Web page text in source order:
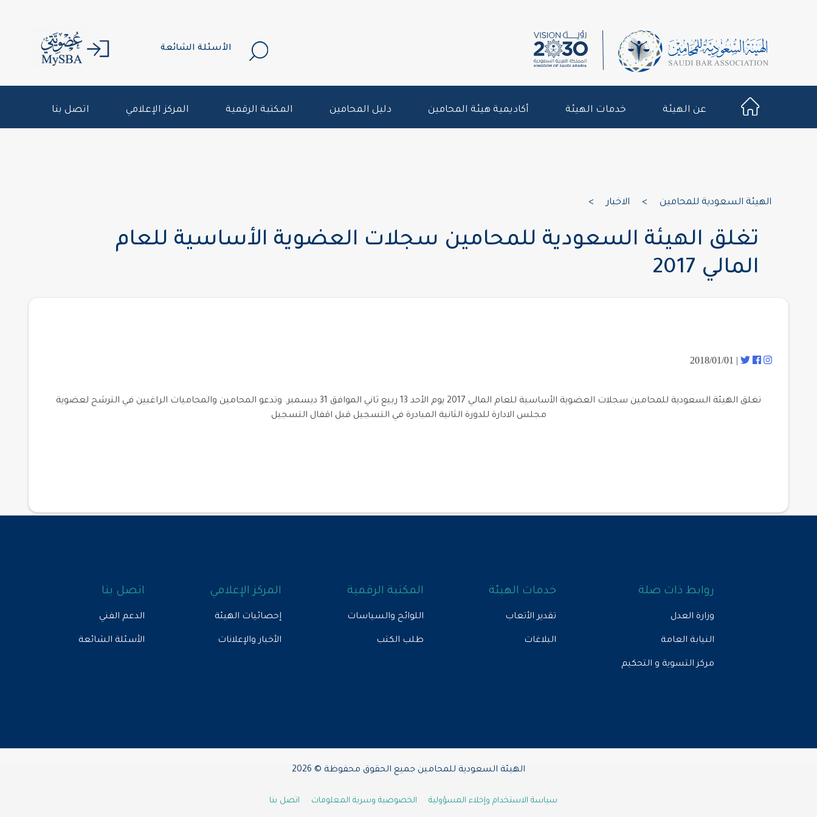
الأسئلة الشائعة
عن الهيئة خدمات الهيئة أكاديمية هيئة المحامين دليل المحامين المكتبة الرقمية المركز الإعلامي اتصل بنا
الهيئة السعودية للمحامين > الاخبار >
تغلق الهيئة السعودية للمحامين سجلات العضوية الأساسية للعام
المالي 2017
| 2018/01/01
تغلق الهيئة السعودية للمحامين سجلات العضوية الأساسية للعام المالي 2017 يوم الأحد 13 ربيع ثاني الموافق 31 ديسمبر. وتدعو المحامين والمحاميات الراغبين في الترشح لعضوية
مجلس الادارة للدورة الثانية المبادرة في التسجيل قبل اقفال التسجيل
روابط ذات صلة
وزارة العدل
النيابة العامة
مركز التسوية و التحكيم
خدمات الهيئة
تقدير الأتعاب
البلاغات
المكتبة الرقمية
اللوائح والسياسات
طلب الكتب
المركز الإعلامي
إحصائيات الهيئة
الأخبار والإعلانات
اتصل بنا
الدعم الفني
الأسئلة الشائعة
الهيئة السعودية للمحامين جميع الحقوق محفوظة © 2026
سياسة الاستخدام وإخلاء المسؤولية الخصوصية وسرية المعلومات اتصل بنا